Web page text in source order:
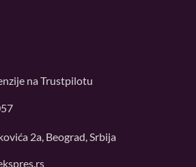
naTrustpilotu
2a, Beograd, Srbija